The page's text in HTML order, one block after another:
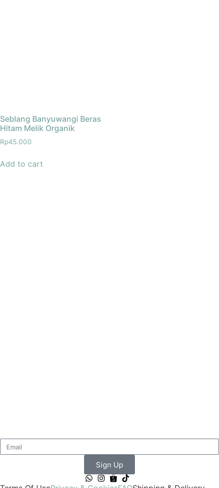
Seblang Banyuwangi Beras
Hitam Melik Organik
Rp45.000
Add to cart
Sign Up